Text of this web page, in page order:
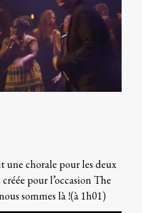
(2009)
Dogs (2006)
les lives
(avril 2016)
chorale pour les deux
pour l’occasion The
sommes là !(à 1h01)